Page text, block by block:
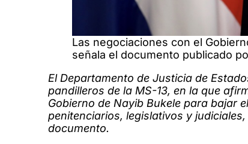
Las negociaciones con el
señala el documento publicado
El Departamento de Justicia de
pandilleros de la MS-13, en la que
Gobierno de Nayib Bukele para bajar
penitenciarios, legislativos y
documento.